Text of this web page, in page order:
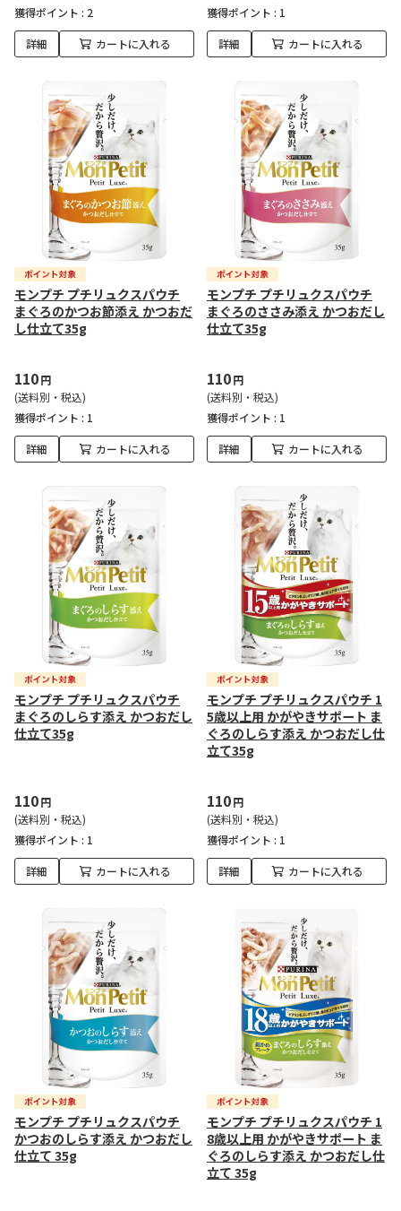
獲得ポイント : 2
詳細 カートに入れる
獲得ポイント : 1
詳細 カートに入れる
モンプチ プチリュクスパウチ
まぐろのかつお節添え かつおだ
し仕立て35g
110円
(送料別・税込)
獲得ポイント : 1
詳細 カートに入れる
モンプチ プチリュクスパウチ
まぐろのささみ添え かつおだし
仕立て35g
110円
(送料別・税込)
獲得ポイント : 1
詳細 カートに入れる
モンプチ プチリュクスパウチ
まぐろのしらす添え かつおだし
仕立て35g
110円
(送料別・税込)
獲得ポイント : 1
詳細 カートに入れる
モンプチ プチリュクスパウチ 1
5歳以上用 かがやきサポート ま
ぐろのしらす添え かつおだし仕
立て35g
110円
(送料別・税込)
獲得ポイント : 1
詳細 カートに入れる
モンプチ プチリュクスパウチ
かつおのしらす添え かつおだし
仕立て 35g
モンプチ プチリュクスパウチ 1
8歳以上用 かがやきサポート ま
ぐろのしらす添え かつおだし仕
立て 35g